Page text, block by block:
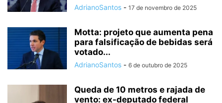
AdrianoSantos - 17 de novembro de 2025
Motta: projeto que aumenta pena
para falsificação de bebidas será
votado...
AdrianoSantos - 6 de outubro de 2025
Queda de 10 metros e rajada de
vento: ex-deputado federal